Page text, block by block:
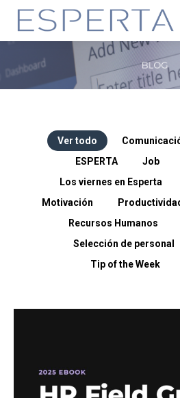
Ver todo
ESPERTA
Job
Los viernes en Esperta
Motivación
Recursos Humanos
Selección de personal
Tip of the Week